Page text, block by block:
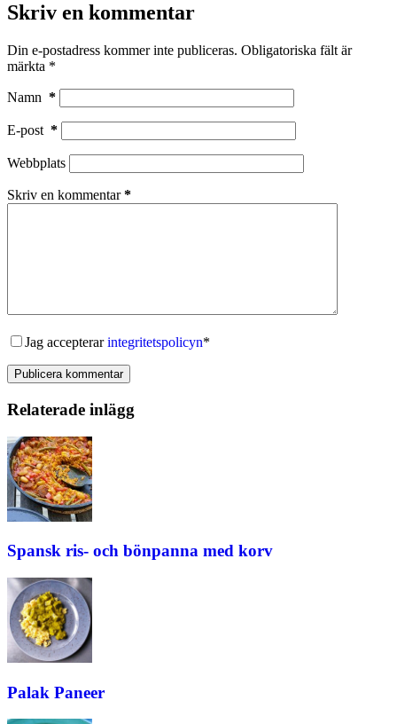
Skriv en kommentar
Din e-postadress kommer inte publiceras. Obligatoriska fält är
märkta *
Namn *
E-post *
Webbplats
Skriv en kommentar*
Jag accepterarintegritetspolicyn*
Publicera kommentar
Relaterade inlägg
Spansk ris- och bönpanna med korv
Palak Paneer